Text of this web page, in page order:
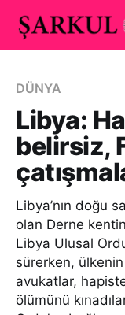
DÜNYA
Libya:
belirsiz,
Libya’nın doğu
olan Derne
Libya Ulusal
sürerken,
avukatlar,
ölümünü